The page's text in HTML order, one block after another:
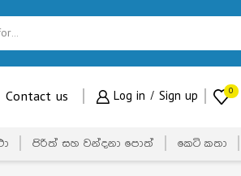
Contact us Log in / Sign up 0
පිරිත් සහ වන්දනා පොත් කෙටි කතා